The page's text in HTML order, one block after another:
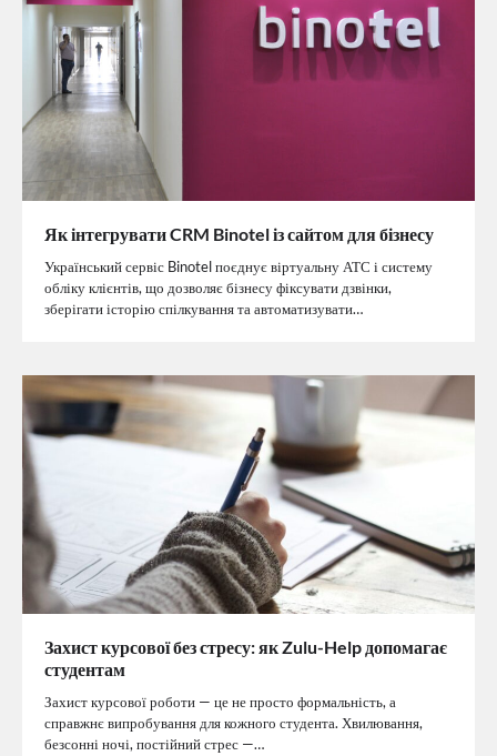
Як інтегрувати CRM Binotel із сайтом для бізнесу
Український сервіс Binotel поєднує віртуальну АТС і систему
обліку клієнтів, що дозволяє бізнесу фіксувати дзвінки,
зберігати історію спілкування та автоматизувати…
Захист курсової без стресу: як Zulu-Help допомагає
студентам
Захист курсової роботи — це не просто формальність, а
справжнє випробування для кожного студента. Хвилювання,
безсонні ночі, постійний стрес —…